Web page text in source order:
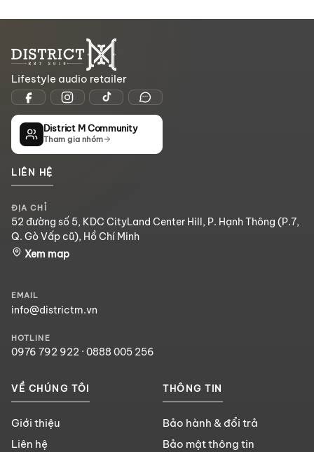
Lifestyle audio retailer
District M Community
Tham gia nhóm
LIÊN HỆ
ĐỊA CHỈ
52 đường số 5, KDC CityLand Center Hill, P. Hạnh Thông (P.7,
Q. Gò Vấp cũ), Hồ Chí Minh
Xem map
EMAIL
info@districtm.vn
HOTLINE
0976 792 922 · 0888 005 256
VỀ CHÚNG TÔI
Giới thiệu
Liên hệ
THÔNG TIN
Bảo hành & đổi trả
Bảo mật thông tin